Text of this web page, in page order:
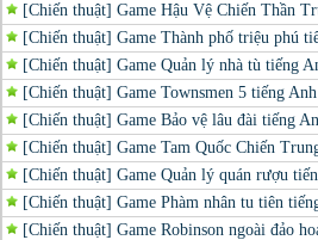
[Chiến thuật] Game Hậu Vệ Chiến Thần
[Chiến thuật] Game Thành phố triệu phú
[Chiến thuật] Game Quản lý nhà tù tiếng
[Chiến thuật] Game Townsmen 5 tiếng Anh
[Chiến thuật] Game Bảo vệ lâu đài tiếng
[Chiến thuật] Game Tam Quốc Chiến
[Chiến thuật] Game Quản lý quán rượu
[Chiến thuật] Game Phàm nhân tu tiên
[Chiến thuật] Game Robinson ngoài đảo